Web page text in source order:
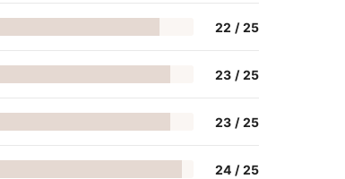
22 / 25
23 / 25
23 / 25
24 / 25